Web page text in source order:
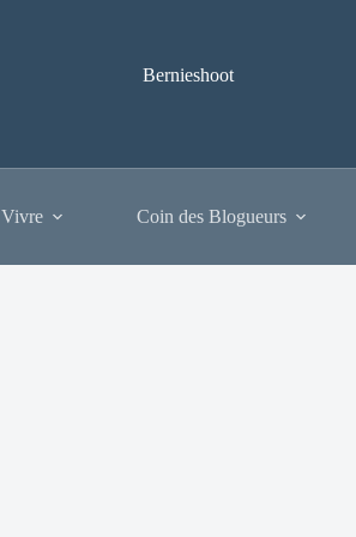
Bernieshoot
Coin des Blogueurs